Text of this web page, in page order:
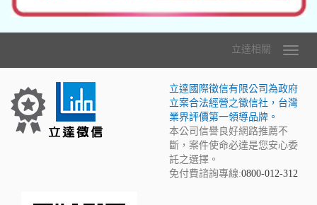
立達相關
立達國際徵信有限公司為政府
立案合法經營之徵信社，台灣
業界評價第一領導品牌。
本公司信譽良好網路推薦不
斷，案件使命必達是您安心委
託之選擇。
免付費諮詢專線:0800-012-312